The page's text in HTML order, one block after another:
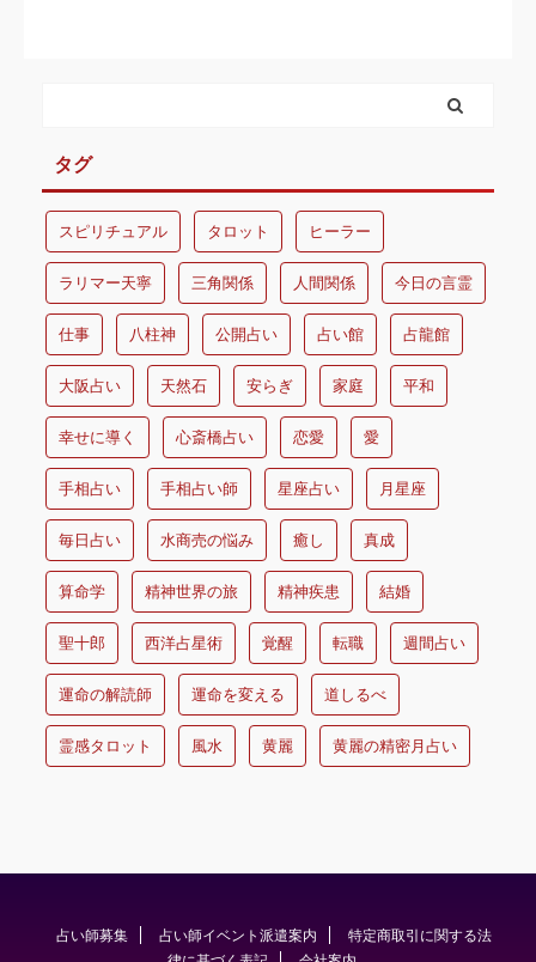
タグ
スピリチュアル タロット ヒーラー
ラリマー天寧 三角関係 人間関係 今日の言霊
仕事 八柱神 公開占い 占い館 占龍館
大阪占い 天然石 安らぎ 家庭 平和
幸せに導く 心斎橋占い 恋愛 愛
手相占い 手相占い師 星座占い 月星座
毎日占い 水商売の悩み 癒し 真成
算命学 精神世界の旅 精神疾患 結婚
聖十郎 西洋占星術 覚醒 転職 週間占い
運命の解読師 運命を変える 道しるべ
霊感タロット 風水 黄麗 黄麗の精密月占い
占い師募集 占い師イベント派遣案内
特定商取引に関する法